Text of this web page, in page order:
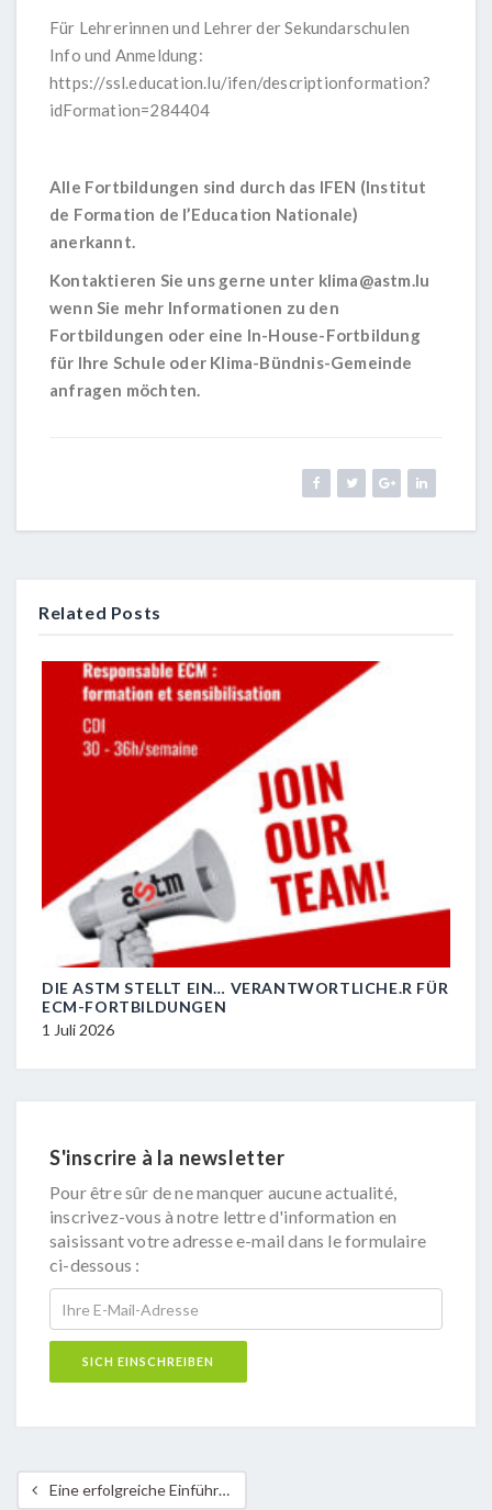
Für Lehrerinnen und Lehrer der Sekundarschulen
Info und Anmeldung:
https://ssl.education.lu/ifen/descriptionformation?
idFormation=284404
Alle Fortbildungen sind durch das IFEN (Institut
de Formation de l’Education Nationale)
anerkannt.
Kontaktieren Sie uns gerne unter klima@astm.lu
wenn Sie mehr Informationen zu den
Fortbildungen oder eine In-House-Fortbildung
für Ihre Schule oder Klima-Bündnis-Gemeinde
anfragen möchten.
Related Posts
FÜR R.I.P. JEAN-MARC HIERZIG
29 Juni 2026
S'inscrire à la newsletter
Pour être sûr de ne manquer aucune actualité,
inscrivez-vous à notre lettre d'information en
saisissant votre adresse e-mail dans le formulaire
ci-dessous :
Eine erfolgreiche Einführung in die Permakultur!